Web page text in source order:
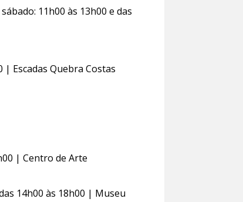
11h00 às 13h00 e das
| Escadas Quebra Costas
| Centro de Arte
14h00 às 18h00 | Museu